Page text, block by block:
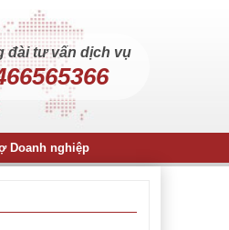
đài tư vấn dịch vụ
Doanh nghiệp